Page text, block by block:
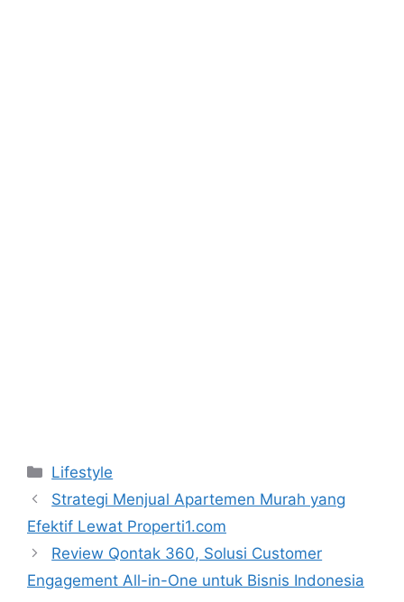
Kategori
Lifestyle
Strategi Menjual Apartemen Murah yang
Efektif Lewat Properti1.com
Review Qontak 360, Solusi Customer
Engagement All-in-One untuk Bisnis Indonesia